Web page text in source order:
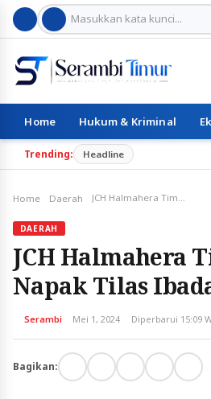
Home Hukum & Kriminal
Trending: Headline
Home Daerah JCH Halmahera Timur Ikuti Napak Tilas Ibadah Haji 2024
DAERAH
JCH Halmahera
Napak Tilas
Serambi Mei 1, 2024 Diperbarui 15:09
Bagikan: